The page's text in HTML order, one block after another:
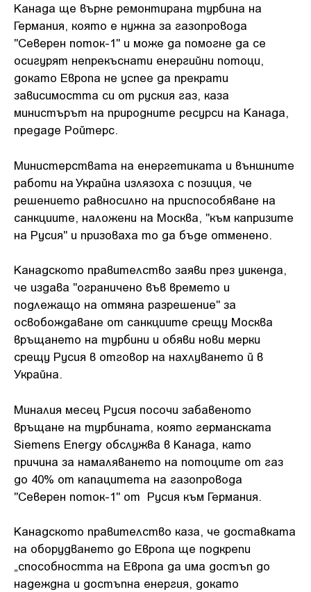
Канада ще върне ремонтирана турбина на
Германия, която е нужна за газопровода
"Северен поток-1" и може да помогне да се
осигурят непрекъснати енергийни потоци,
докато Европа не успее да прекрати
зависимостта си от руския газ, каза
министърът на природните ресурси на Канада,
предаде Ройтерс.
Министерствата на енергетиката и външните
работи на Украйна излязоха с позиция, че
решението равносилно на приспособяване на
санкциите, наложени на Москва, "към капризите
на Русия" и призоваха то да бъде отменено.
Канадското правителство заяви през уикенда,
че издава "ограничено във времето и
подлежащо на отмяна разрешение" за
освобождаване от санкциите срещу Москва
връщането на турбини и обяви нови мерки
срещу Русия в отговор на нахлуването й в
Украйна.
Миналия месец Русия посочи забавеното
връщане на турбината, която германската
Siemens Energy обслужва в Канада, като
причина за намаляването на потоците от газ
до 40% от капацитета на газопровода
"Северен поток-1" от Русия към Германия.
Канадското правителство каза, че доставката
на оборудването до Европа ще подкрепи
„способността на Европа да има достъп до
надеждна и достъпна енергия, докато